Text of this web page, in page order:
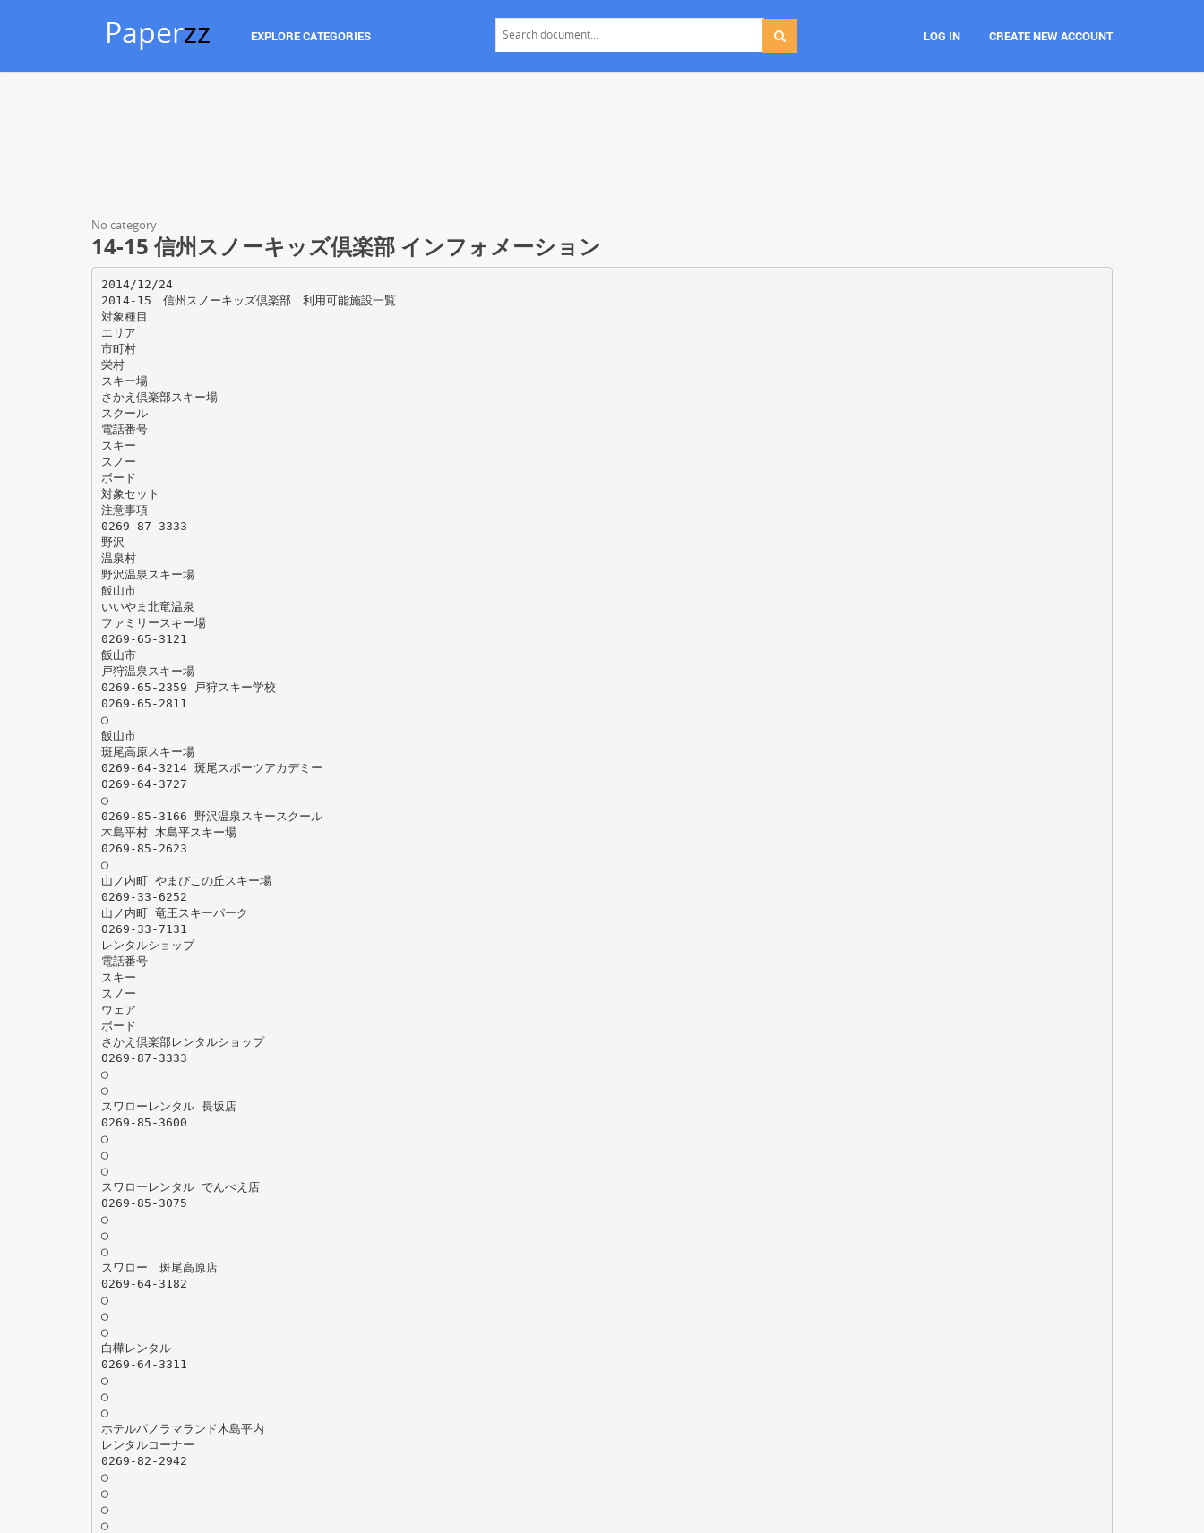
Paperzz EXPLORE CATEGORIES LOG IN CREATE NEW ACCOUNT
No category
14-15 信州スノーキッズ倶楽部 インフォメーション
2014/12/24
2014-15 信州スノーキッズ倶楽部 利用可能施設一覧
対象種目
エリア
市町村
栄村
スキー場
さかえ倶楽部スキー場
スクール
電話番号
スキー
スノー
ボード
対象セット
注意事項
0269-87-3333
野沢
温泉村
野沢温泉スキー場
飯山市
いいやま北竜温泉
ファミリースキー場
0269-65-3121
飯山市
戸狩温泉スキー場
0269-65-2359 戸狩スキー学校
0269-65-2811
◯
飯山市
斑尾高原スキー場
0269-64-3214 斑尾スポーツアカデミー
0269-64-3727
◯
0269-85-3166 野沢温泉スキースクール
木島平村 木島平スキー場
0269-85-2623
◯
山ノ内町 やまびこの丘スキー場
0269-33-6252
山ノ内町 竜王スキーパーク
0269-33-7131
レンタルショップ
電話番号
スキー
スノー
ウェア
ボード
さかえ倶楽部レンタルショップ
0269-87-3333
◯
◯
スワローレンタル 長坂店
0269-85-3600
◯
◯
◯
スワローレンタル でんべえ店
0269-85-3075
◯
◯
◯
スワロー 斑尾高原店
0269-64-3182
◯
◯
◯
白樺レンタル
0269-64-3311
◯
◯
◯
ホテルパノラマランド木島平内
レンタルコーナー
0269-82-2942
◯
◯
◯
◯